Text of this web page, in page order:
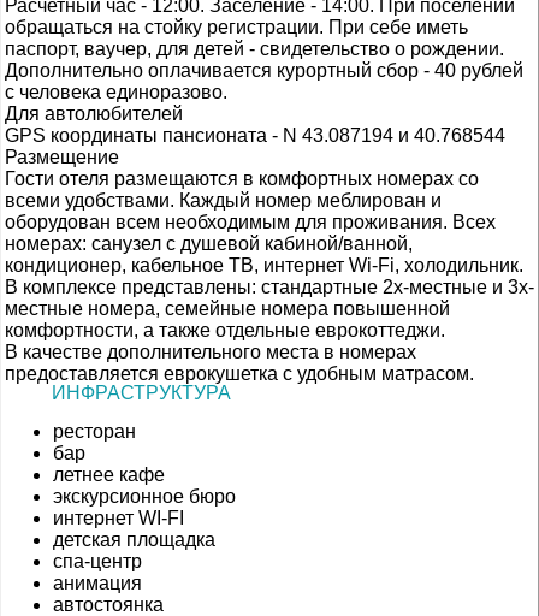
Расчетный час - 12:00. Заселение - 14:00. При поселении
обращаться на стойку регистрации. При себе иметь
паспорт, ваучер, для детей - свидетельство о рождении.
Дополнительно оплачивается курортный сбор - 40 рублей
с человека единоразово.
Для автолюбителей
GPS координаты пансионата - N 43.087194 и 40.768544
Размещение
Гости отеля размещаются в комфортных номерах со
всеми удобствами. Каждый номер меблирован и
оборудован всем необходимым для проживания. Всех
номерах: санузел с душевой кабиной/ванной,
кондиционер, кабельное ТВ, интернет Wi-Fi, холодильник.
В комплексе представлены: стандартные 2х-местные и 3х-
местные номера, семейные номера повышенной
комфортности, а также отдельные еврокоттеджи.
В качестве дополнительного места в номерах
предоставляется еврокушетка с удобным матрасом.
ИНФРАСТРУКТУРА
ресторан
бар
летнее кафе
экскурсионное бюро
интернет WI-FI
детская площадка
спа-центр
анимация
автостоянка